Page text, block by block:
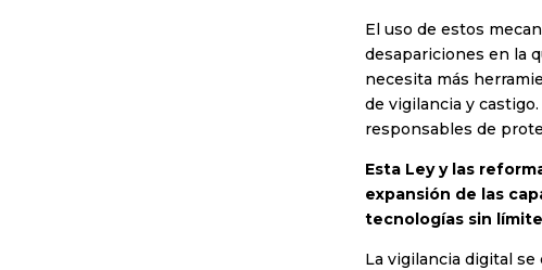
El uso de estos
desapariciones en la
necesita más
de vigilancia y
responsables de
Esta Ley y las
expansión de las
tecnologías sin
La vigilancia digital